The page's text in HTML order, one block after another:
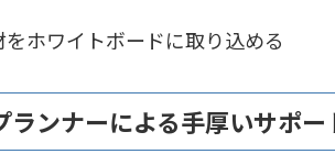
ホワイトボードに取り込める
ンナーによる手厚いサポー